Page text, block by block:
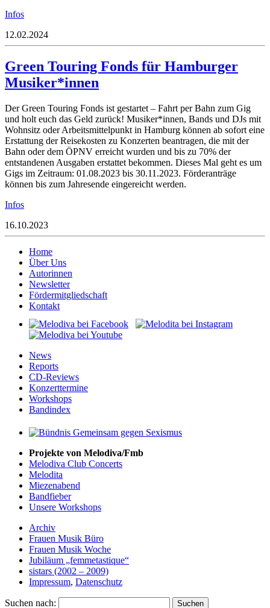
Infos
12.02.2024
Green Touring Fonds für Hamburger
Musiker*innen
Der Green Touring Fonds ist gestartet – Fahrt per Bahn zum Gig
und holt euch das Geld zurück! Musiker*innen, Bands und DJs mit
Wohnsitz oder Arbeitsmittelpunkt in Hamburg können ab sofort eine
Erstattung der Reisekosten zu Konzerten beantragen, die mit der
Bahn oder dem ÖPNV erreicht wurden und bis zu 70% der
entstandenen Ausgaben erstattet bekommen. Dieses Mal geht es um
Gigs im Zeitraum: 01.08.2023 bis 30.11.2023. Förderanträge
können bis zum Jahresende eingereicht werden.
Infos
16.10.2023
Home
Über Uns
Autorinnen
Newsletter
Fördermitgliedschaft
Kontakt
News
Reports
CD-Reviews
Konzerttermine
Workshops
Bandindex
Projekte von Melodiva/Fmb
Melodiva Club Concerts
Melodita
Miezenabend
Bandfieber
Unsere Workshops
Archiv
Frauen Musik Büro
Frauen Musik Woche
Jubiläum „femmetastique“
sistars (2002 – 2009)
Impressum, Datenschutz
Suchen nach: